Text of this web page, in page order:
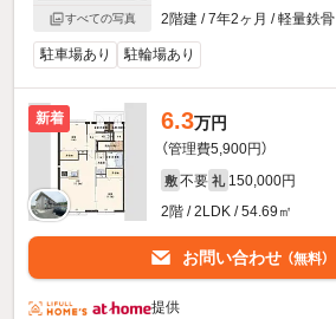
すべての写真
2階建 / 7年2ヶ月 / 軽量鉄骨
駐車場あり 駐輪場あり
新着 6.3万円
（管理費5,900円）
敷 不要 礼 150,000円
2階 / 2LDK / 54.69㎡
お問い合わせ （無料）
提供